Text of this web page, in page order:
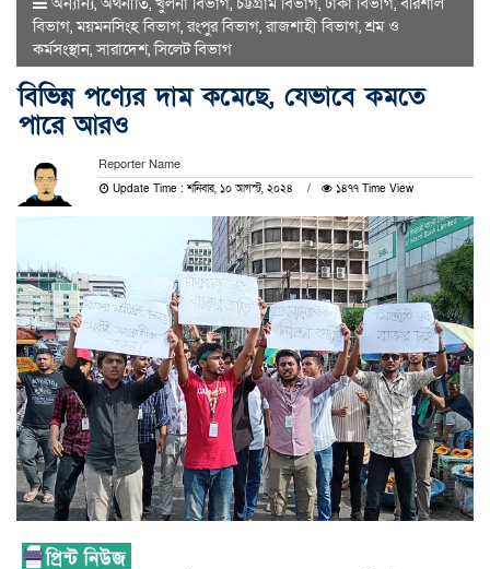
বিভাগ,ময়মনসিংহ বিভাগ,রংপুর বিভাগ,রাজশাহী বিভাগ,শ্রম ও
কর্মসংস্থান,সারাদেশ,সিলেট বিভাগ
বিভিন্ন পণ্যের দাম কমেছে, যেভাবে কমতে
পারে আরও
Reporter Name
Update Time : শনিবার, ১০ আগস্ট, ২০২৪ ১৪৭৭ Time View